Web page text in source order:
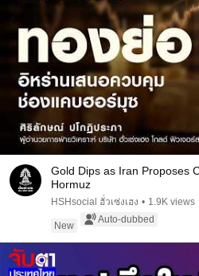
Gold Dips as Iran Proposes
Hormuz
HSHsocial ฮั่วเซ่งเฮง • 1.9K views
New
Auto-dubbed